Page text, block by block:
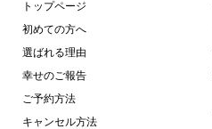
トップページ
初めての方へ
選ばれる理由
幸せのご報告
ご予約方法
キャンセル方法